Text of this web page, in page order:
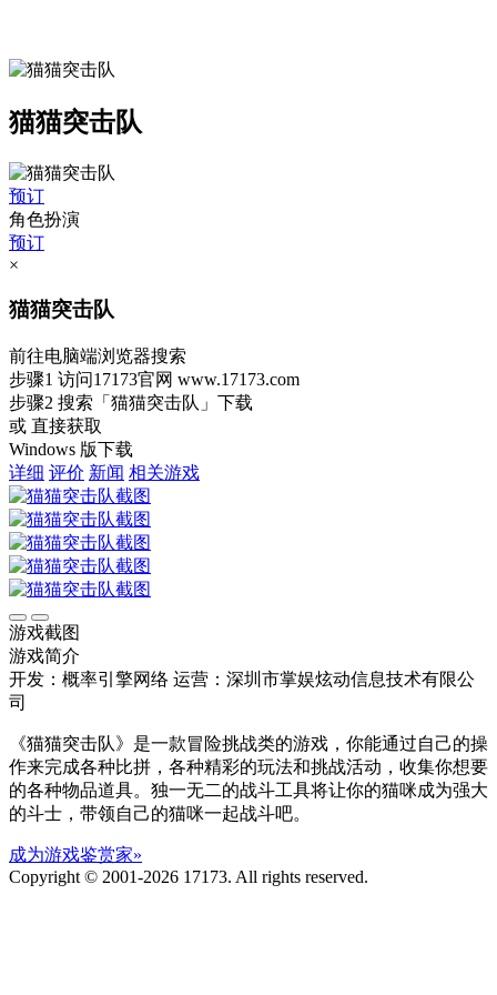
猫猫突击队
预订
角色扮演
预订
×
猫猫突击队
前往电脑端浏览器搜索
步骤1 访问17173官网 www.17173.com
步骤2 搜索 「猫猫突击队」 下载
或 直接获取
Windows 版下载
详细 评价 新闻 相关游戏
游戏截图
游戏简介
开发：概率引擎网络 运营：深圳市掌娱炫动信息技术有限公
司
《猫猫突击队》是一款冒险挑战类的游戏，你能通过自己的操
作来完成各种比拼，各种精彩的玩法和挑战活动，收集你想要
的各种物品道具。独一无二的战斗工具将让你的猫咪成为强大
的斗士，带领自己的猫咪一起战斗吧。
成为游戏鉴赏家»
Copyright © 2001-2026 17173. All rights reserved.